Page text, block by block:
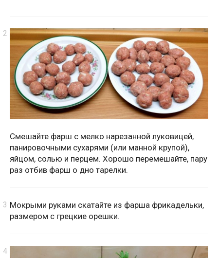
Смешайте фарш с мелко нарезанной луковицей,
панировочными сухарями (или манной крупой),
яйцом, солью и перцем. Хорошо перемешайте, пару
раз отбив фарш о дно тарелки.
Мокрыми руками скатайте из фарша фрикадельки,
размером с грецкие орешки.